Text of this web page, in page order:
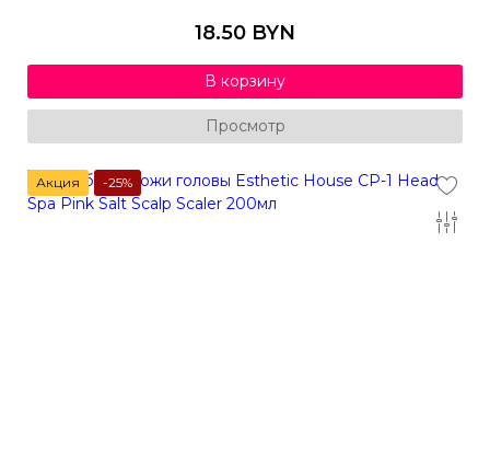
18.50 BYN
В корзину
Просмотр
Акция -25%